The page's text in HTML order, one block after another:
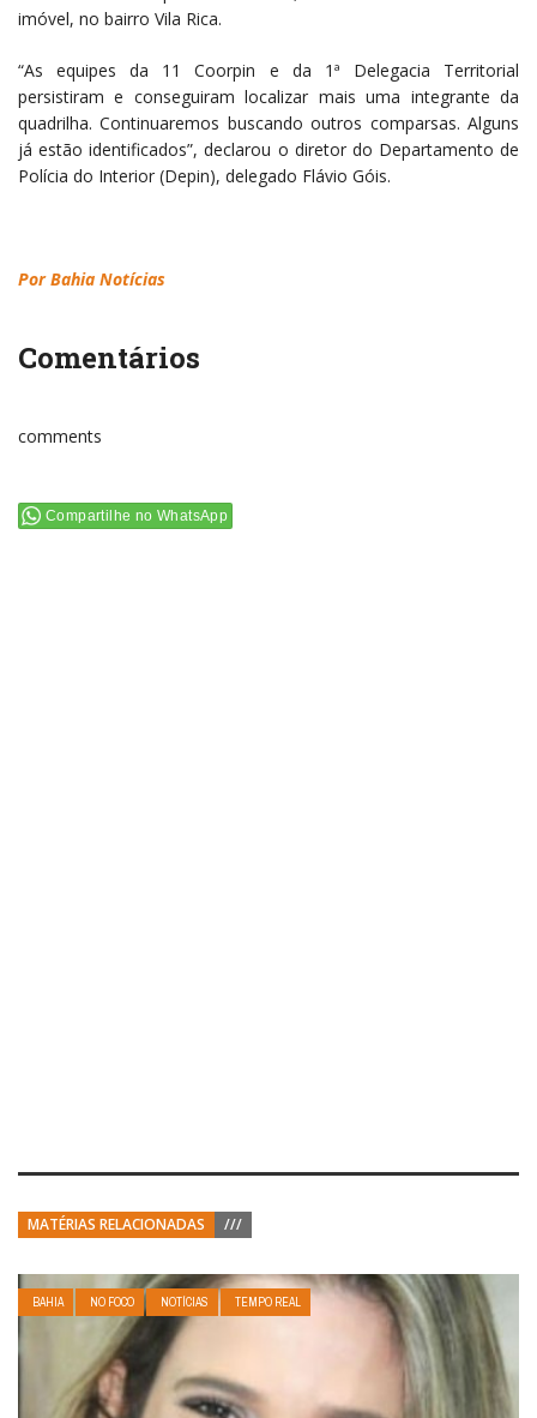
imóvel, no bairro Vila Rica.
“As equipes da 11 Coorpin e da 1ª Delegacia Territorial
persistiram e conseguiram localizar mais uma integrante da
quadrilha. Continuaremos buscando outros comparsas. Alguns
já estão identificados”, declarou o diretor do Departamento de
Polícia do Interior (Depin), delegado Flávio Góis.
Por Bahia Notícias
Comentários
comments
Compartilhe no WhatsApp
MATÉRIAS RELACIONADAS ///
BAHIA NO FOCO NOTÍCIAS TEMPO REAL